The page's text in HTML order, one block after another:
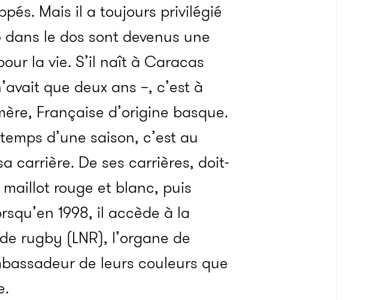
Mais il a toujours privilégié
le dos sont devenus une
la vie. S’il naît à Caracas
que deux ans –, c’est à
Française d’origine basque.
d’une saison, c’est au
carrière. De ses carrières, doit-
maillot rouge et blanc, puis
1998, il accède à la
rugby (LNR), l’organe de
de leurs couleurs que